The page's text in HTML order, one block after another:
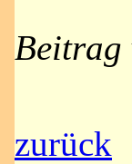
Beitrag
zurück